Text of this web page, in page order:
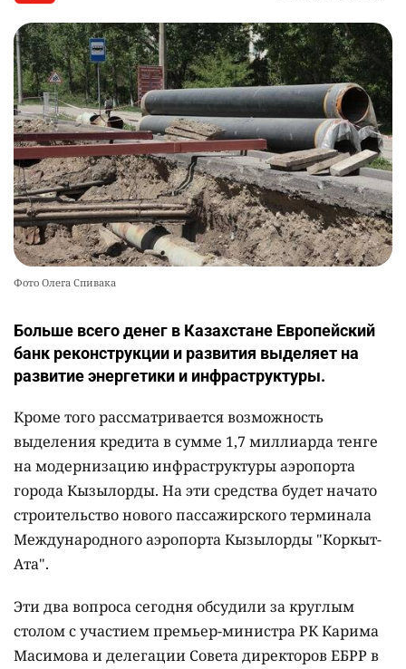
Фото Олега Спивака
Больше всего денег в Казахстане Европейский
банк реконструкции и развития выделяет на
развитие энергетики и инфраструктуры.
Кроме того рассматривается возможность
выделения кредита в сумме 1,7 миллиарда тенге
на модернизацию инфраструктуры аэропорта
города Кызылорды. На эти средства будет начато
строительство нового пассажирского терминала
Международного аэропорта Кызылорды "Коркыт-
Ата".
Эти два вопроса сегодня обсудили за круглым
столом с участием премьер-министра РК Карима
Масимова и делегации Совета директоров ЕБРР в